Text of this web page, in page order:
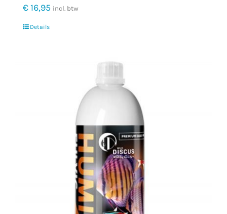
€16,95 incl. btw
Details